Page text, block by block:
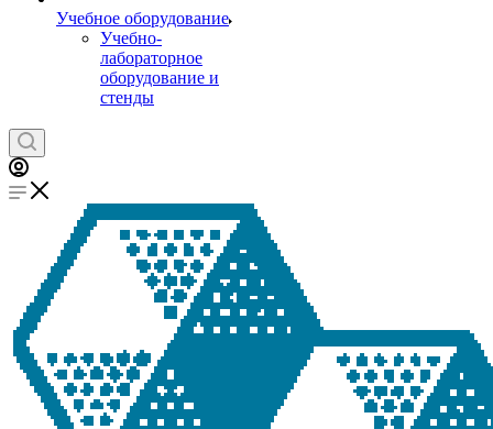
Учебное оборудование
Учебно-
лабораторное
оборудование и
стенды